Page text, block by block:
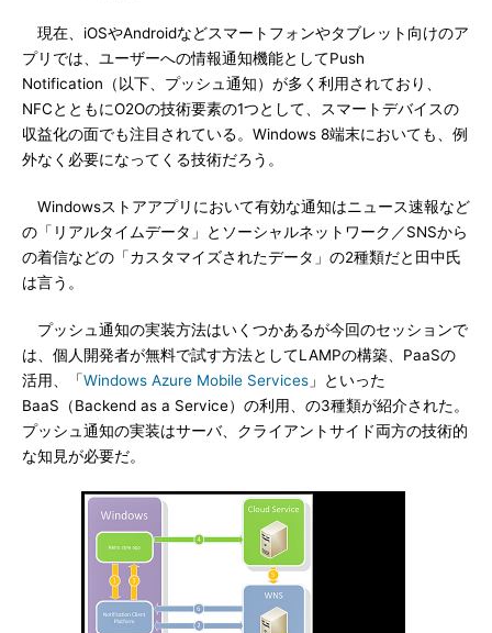
現在、iOSやAndroidなどスマートフォンやタブレット向けのア
プリでは、ユーザーへの情報通知機能としてPush
Notification（以下、プッシュ通知）が多く利用されており、
NFCとともにO2Oの技術要素の1つとして、スマートデバイスの
収益化の面でも注目されている。Windows 8端末においても、例
外なく必要になってくる技術だろう。
Windowsストアアプリにおいて有効な通知はニュース速報など
の「リアルタイムデータ」とソーシャルネットワーク／SNSから
の着信などの「カスタマイズされたデータ」の2種類だと田中氏
は言う。
プッシュ通知の実装方法はいくつかあるが今回のセッションで
は、個人開発者が無料で試す方法としてLAMPの構築、PaaSの
活用、「Windows Azure Mobile Services 」といった
BaaS（Backend as a Service）の利用、の3種類が紹介された。
プッシュ通知の実装はサーバ、クライアントサイド両方の技術的
な知見が必要だ。